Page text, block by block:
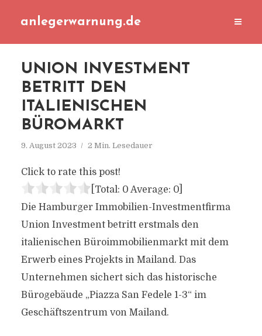
anlegerwarnung.de
UNION INVESTMENT
BETRITT DEN
ITALIENISCHEN
BÜROMARKT
9. August 2023 2 Min. Lesedauer
Click to rate this post!
[Total: 0 Average: 0]
Die Hamburger Immobilien-Investmentfirma
Union Investment betritt erstmals den
italienischen Büroimmobilienmarkt mit dem
Erwerb eines Projekts in Mailand. Das
Unternehmen sichert sich das historische
Bürogebäude „Piazza San Fedele 1-3“ im
Geschäftszentrum von Mailand.